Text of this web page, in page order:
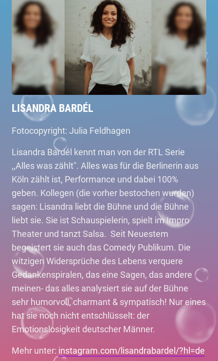
LISANDRA BARDÉL
Fotocopyright: Julia Feldhagen
Lisandra Bardél kennt man von der RTL Serie
,,Alles was zählt". Alles was für die Berlinerin aus
Köln zählt ist, Performance und dabei 100%
geben. Kollegen (die vorher bestochen wurden)
sagen: Lisandra liebt die Bühne und die Bühne
liebt sie. Sie ist Schauspielerin, spielt im Impro
Theater und tanzt Salsa. Seit Neuestem
begeistert sie auch das Comedy Publikum. Die
witzigen Widersprüche des Lebens verquere
Gedankenspiralen, das eine Sagen, das andere
meinen- das alles analysiert sie auf der Bühne
sehr humorvoll, charmant & sympatisch! Nur eines
hat sie noch nicht entschlüsselt: der
Emotionslosigkeit deutscher Männer.
Mehr unter: instagram.com/lisandrabardel/?hl=de